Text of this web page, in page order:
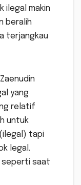
ilegal makin
beralih
terjangkau
yang
relatif
untuk
tapi
legal.
seperti saat